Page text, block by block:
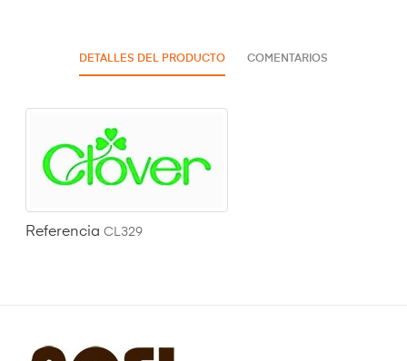
DETALLES DEL PRODUCTO COMENTARIOS
Referencia CL329